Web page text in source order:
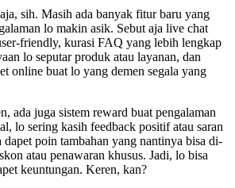
sih. Masih ada banyak fitur baru yang
lo makin asik. Sebut aja live chat
friendly, kurasi FAQ yang lebih lengkap
lo seputar produk atau layanan, dan
online buat lo yang demen segala yang
ada juga sistem reward buat pengalaman
lo sering kasih feedback positif atau saran
dapet poin tambahan yang nantinya bisa di-
atau penawaran khusus. Jadi, lo bisa
keuntungan. Keren, kan?